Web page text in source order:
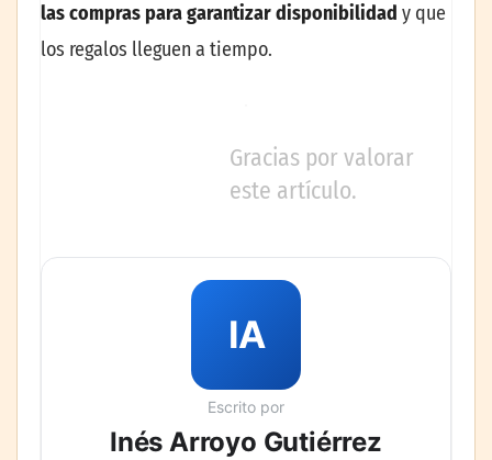
las compras para garantizar disponibilidad y que
los regalos lleguen a tiempo.
Gracias por valorar
este artículo.
IA
Escrito por
Inés Arroyo Gutiérrez